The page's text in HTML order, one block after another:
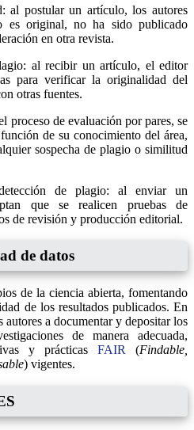
al postular un artículo, los autores
es original, no ha sido publicado
en otra revista.
al recibir un artículo, el editor
para verificar la originalidad del
otras fuentes.
proceso de evaluación por pares, se
de su conocimiento del área,
sospecha de plagio o similitud
de plagio: al enviar un
que se realicen pruebas de
de revisión y producción editorial.
de datos
de la ciencia abierta, fomentando
de los resultados publicados. En
autores a documentar y depositar los
de manera adecuada,
y prácticas FAIR (Findable,
) vigentes.